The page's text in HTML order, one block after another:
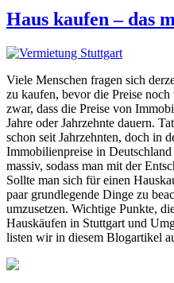
Haus kaufen – das
Viele Menschen fragen sich
zu kaufen, bevor die Preise
zwar, dass die Preise von
Jahre oder Jahrzehnte dauern.
schon seit Jahrzehnten, doch in
Immobilienpreise in
massiv, sodass man mit der
Sollte man sich für einen
paar grundlegende Dinge zu
umzusetzen. Wichtige Punkte,
Hauskäufen in Stuttgart und
listen wir in diesem Blogartikel